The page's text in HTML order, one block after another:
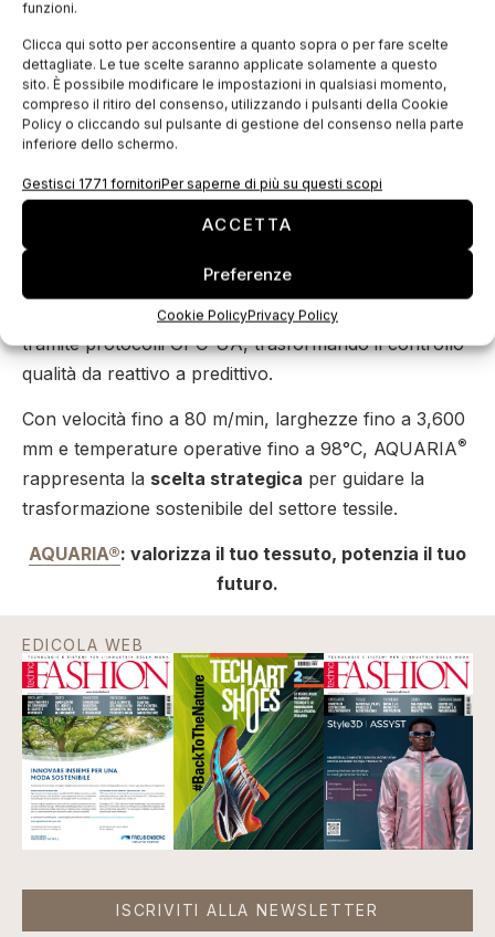
funzioni.
Clicca qui sotto per acconsentire a quanto sopra o per fare scelte
dettagliate. Le tue scelte saranno applicate solamente a questo
sito. È possibile modificare le impostazioni in qualsiasi momento,
compreso il ritiro del consenso, utilizzando i pulsanti della Cookie
Policy o cliccando sul pulsante di gestione del consenso nella parte
inferiore dello schermo.
Gestisci 1771 fornitoriPer saperne di più su questi scopi
ACCETTA
Preferenze
Cookie PolicyPrivacy Policy
ricette personalizzabili con richiamo istantaneo per
rapidi cambi prodotto, e controllo dinamico in tempo
reale per adattamenti immediati alle specifiche del
cliente.
Industria 5.0
La
completo dei parametri, la memorizzazione delle
ricette, il monitoraggio in tempo reale e l’integrazione
tramite protocolli OPC-UA, trasformando il controllo
qualità da reattivo a predittivo.
Con velocità fino a 80 m/min, larghezze fino a 3,600
mm e temperature operative fino a 98°C, AQUARIA®
rappresenta la scelta strategica per guidare la
trasformazione sostenibile del settore tessile.
AQUARIA®: valorizza il tuo tessuto, potenzia il tuo
futuro.
EDICOLA WEB
ISCRIVITI ALLA NEWSLETTER